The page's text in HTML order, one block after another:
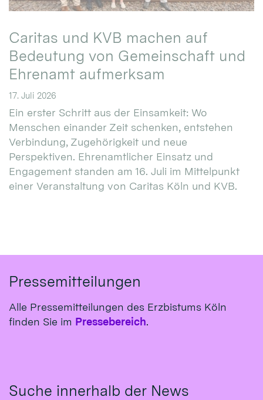
Caritas und KVB machen auf
Bedeutung von Gemeinschaft und
Ehrenamt aufmerksam
17. Juli 2026
Ein erster Schritt aus der Einsamkeit: Wo
Menschen einander Zeit schenken, entstehen
Verbindung, Zugehörigkeit und neue
Perspektiven. Ehrenamtlicher Einsatz und
Engagement standen am 16. Juli im Mittelpunkt
einer Veranstaltung von Caritas Köln und KVB.
Pressemitteilungen
Alle Pressemitteilungen des Erzbistums Köln
finden Sie im Pressebereich.
Suche innerhalb der News